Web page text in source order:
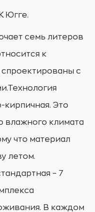
Югге.
семь литеров
к
с
кирпичная. Это
влажного климата
что материал
летом.
– 7
В каждом